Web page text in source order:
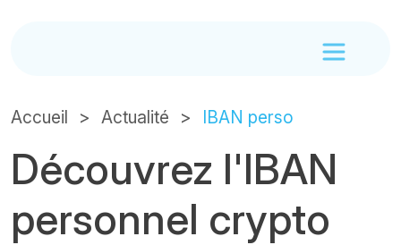
Accueil Actualité IBAN perso
Découvrez l'IBAN
personnel crypto